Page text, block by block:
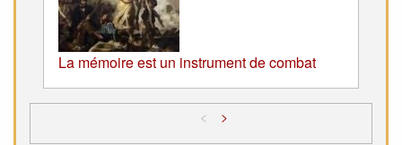
La mémoire est un instrument de combat
< >